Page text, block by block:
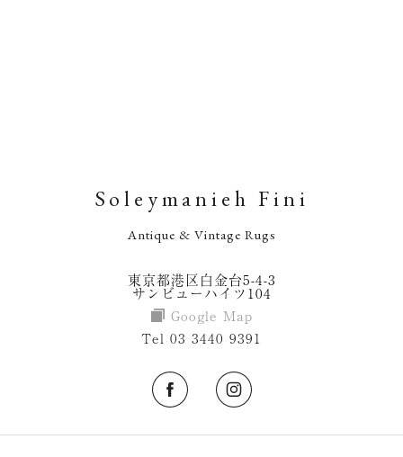
Soleymanieh Fini
Antique & Vintage Rugs
東京都港区白金台5-4-3
サンビューハイツ104
Google Map
Tel 03 3440 9391